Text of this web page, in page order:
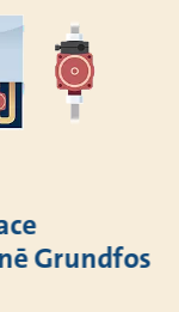
Grundfos